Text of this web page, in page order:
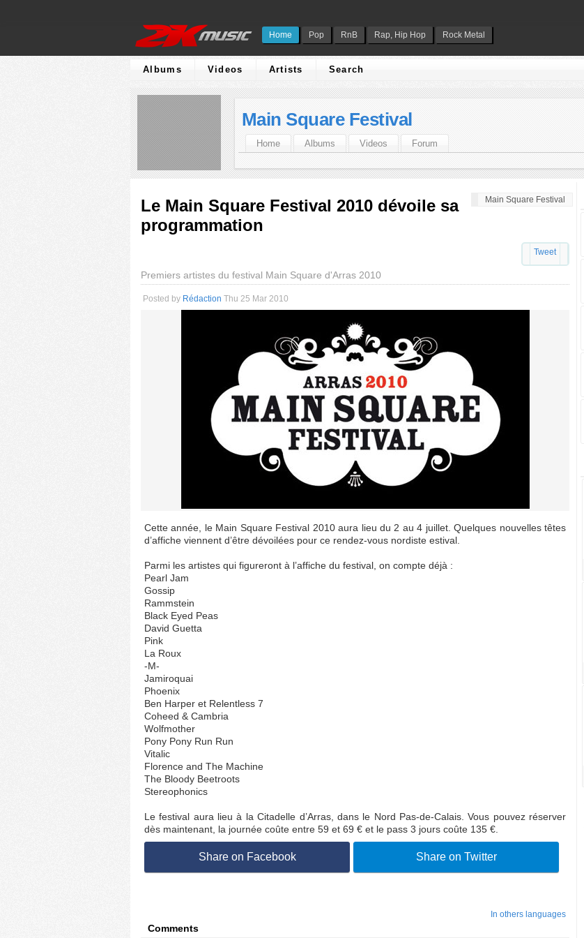
Home Pop RnB Rap, Hip Hop Rock Metal
Albums Videos Artists Search
Main Square Festival
Home Albums Videos Forum
Main Square Festival
Le Main Square Festival 2010 dévoile sa
programmation
Tweet
Premiers artistes du festival Main Square d'Arras 2010
Posted by Rédaction Thu 25 Mar 2010
Cette année, le Main Square Festival 2010 aura lieu du 2 au 4 juillet. Quelques nouvelles têtes
d’affiche viennent d’être dévoilées pour ce rendez-vous nordiste estival.
Parmi les artistes qui figureront à l’affiche du festival, on compte déjà :
Pearl Jam
Gossip
Rammstein
Black Eyed Peas
David Guetta
Pink
La Roux
-M-
Jamiroquai
Phoenix
Ben Harper et Relentless 7
Coheed & Cambria
Wolfmother
Pony Pony Run Run
Vitalic
Florence and The Machine
The Bloody Beetroots
Stereophonics
Le festival aura lieu à la Citadelle d’Arras, dans le Nord Pas-de-Calais. Vous pouvez réserver
dès maintenant, la journée coûte entre 59 et 69 € et le pass 3 jours coûte 135 €.
Share on Facebook Share on Twitter
In others languages
Comments